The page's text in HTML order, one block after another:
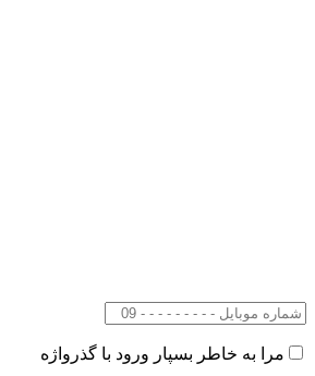
مرا به خاطر بسپار ورود با گذرواژه